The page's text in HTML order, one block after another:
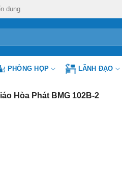
dụng
PHÒNG HỌP LÃNH ĐẠO
Hòa Phát BMG 102B-2